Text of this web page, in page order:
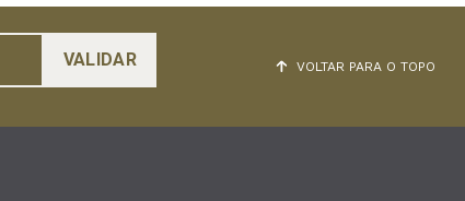
VOLTAR PARA O TOPO